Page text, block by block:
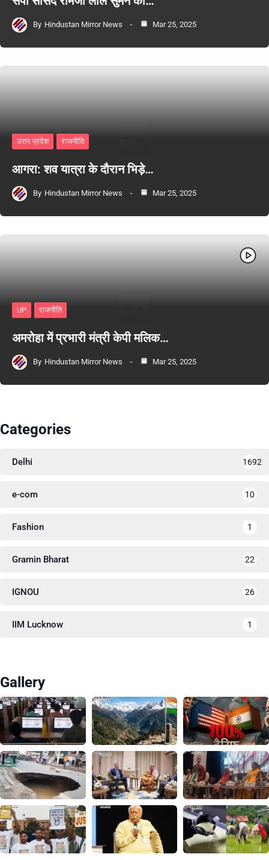
By Hindustan Mirror News Mar 25, 2025
उत्तर प्रदेश राजनीति
आगरा: शव यात्रा के दौरान भिड़े…
By Hindustan Mirror News Mar 25, 2025
UP राजनीति
अमरोहा में प्रभारी मंत्री केपी मलिक…
By Hindustan Mirror News Mar 25, 2025
Categories
Delhi 1692
e-com 10
Fashion 1
Gramin Bharat 22
IGNOU 26
IIM Lucknow 1
Gallery